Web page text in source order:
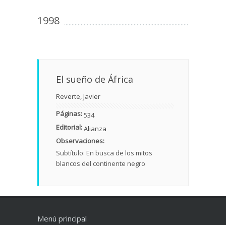
1998
El sueño de África
Reverte, Javier
Páginas:534
Editorial:Alianza
Observaciones:
Subtítulo: En busca de los mitos
blancos del continente negro
Menú principal